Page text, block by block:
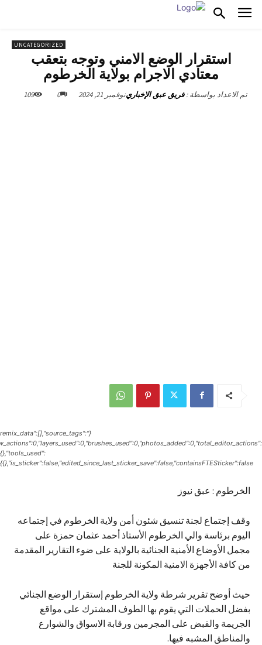
UNCATEGORIZED
استقرار الوضع الامني وتوجه بتعقب
معتادي الاجرام بولاية الخرطوم
تم الاعداد بواسطة : فريق عبق الإخبارينوفمبر 21, 2024 0
109
{"remix_data":[],"source_tags":
{},"tools_used":
{},"is_sticker":false,"edited_since_last_sticker_save":false,"containsFTESticker":false}
الخرطوم : عبق نيوز
وقف إجتماع لجنة تنسيق شئون أمن ولاية الخرطوم في إجتماعه
اليوم برئاسة والي الخرطوم الأستاذ أحمد عثمان حمزة على
مجمل الأوضاع الأمنية الجنائية بالولاية على ضوء التقارير المقدمة
من كافة الأجهزة الامنية المكونة للجنة
حيث أوضح تقرير شرطة ولاية الخرطوم إستقرار الوضع الجنائي
بفضل الحملات التي يقوم بها الطوف المشترك على مواقع
الجريمة والقبض على المجرمين ورقابة الاسواق والشوارع
والمناطق المشبه فيها.